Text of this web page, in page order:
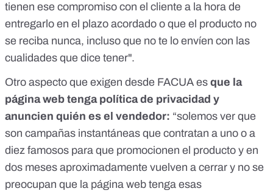
tienen ese compromiso con el cliente a la hora de
entregarlo en el plazo acordado o que el producto no
se reciba nunca, incluso que no te lo envíen con las
cualidades que dice tener".
Otro aspecto que exigen desde FACUA es que la
página web tenga política de privacidad y
anuncien quién es el vendedor: “solemos ver que
son campañas instantáneas que contratan a uno o a
diez famosos para que promocionen el producto y en
dos meses aproximadamente vuelven a cerrar y no se
preocupan que la página web tenga esas